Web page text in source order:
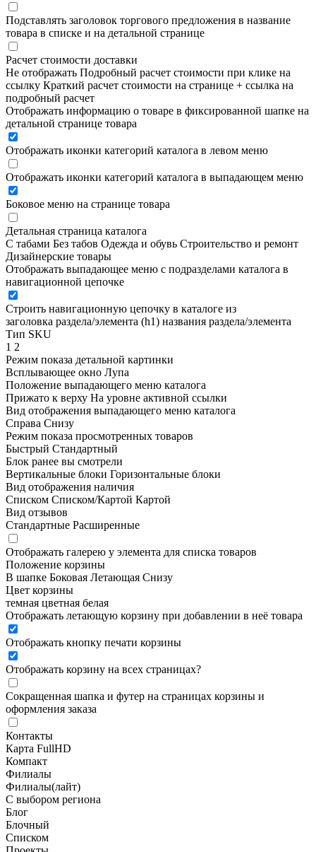
Подставлять заголовок торгового предложения в название
товара в списке и на детальной странице
Расчет стоимости доставки
Не отображать Подробный расчет стоимости при клике на
ссылку Краткий расчет стоимости на странице + ссылка на
подробный расчет
Отображать информацию о товаре в фиксированной шапке на
детальной странице товара
Отображать иконки категорий каталога в левом меню
Отображать иконки категорий каталога в выпадающем меню
Боковое меню на странице товара
Детальная страница каталога
С табами Без табов Одежда и обувь Строительство и ремонт
Дизайнерские товары
Отображать выпадающее меню с подразделами каталога в
навигационной цепочке
Строить навигационную цепочку в каталоге из
заголовка раздела/элемента (h1) названия раздела/элемента
Тип SKU
1 2
Режим показа детальной картинки
Всплывающее окно Лупа
Положение выпадающего меню каталога
Прижато к верху На уровне активной ссылки
Вид отображения выпадающего меню каталога
Справа Снизу
Режим показа просмотренных товаров
Быстрый Стандартный
Блок ранее вы смотрели
Вертикальные блоки Горизонтальные блоки
Вид отображения наличия
Списком Списком/Картой Картой
Вид отзывов
Стандартные Расширенные
Отображать галерею у элемента для списка товаров
Положение корзины
В шапке Боковая Летающая Снизу
Цвет корзины
темная цветная белая
Отображать летающую корзину при добавлении в неё товара
Отображать кнопку печати корзины
Отображать корзину на всех страницах?
Сокращенная шапка и футер на страницах корзины и
оформления заказа
Контакты
Карта FullHD
Компакт
Филиалы
Филиалы(лайт)
С выбором региона
Блог
Блочный
Списком